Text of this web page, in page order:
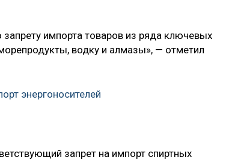
импорта товаров из ряда ключевых
водку и алмазы», — отметил
энергоносителей
запрет на импорт спиртных